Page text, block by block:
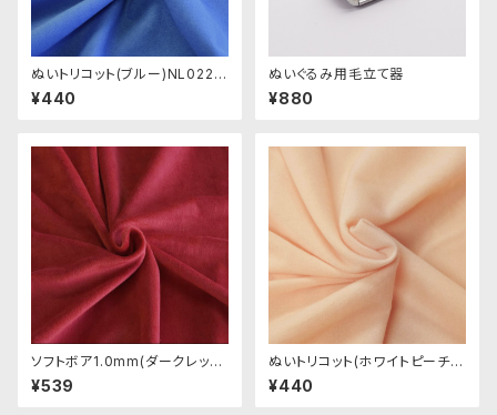
ぬいトリコット(ブルー)NL022
ぬいぐるみ用薄手パイル生地 2
0cm
¥440
ぬいぐるみ用毛立て器
¥880
ソフトボア1.0mm(ダークレッド)
SSB136 ぬいぐるみ用短毛ボア
生地 20cm
¥539
ぬいトリコット(ホワイトピーチ)
NL001 ぬいぐるみ用薄手パイル
生地 20cm
¥440